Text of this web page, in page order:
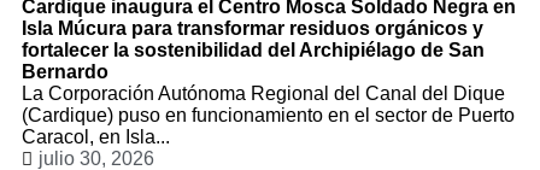
Cardique inaugura el Centro Mosca Soldado Negra en
Isla Múcura para transformar residuos orgánicos y
fortalecer la sostenibilidad del Archipiélago de San
Bernardo
La Corporación Autónoma Regional del Canal del Dique
(Cardique) puso en funcionamiento en el sector de Puerto
Caracol, en Isla...
julio 30, 2026